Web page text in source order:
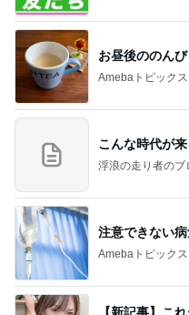
お昼後ののん
Amebaトピックス
こんな時代が
浮浪の走り者のブ
注意できない
Amebaトピックス
【新記事】こ